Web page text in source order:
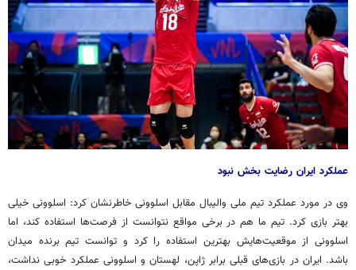
عملکرد ایران رضایت بخش نبود
وی در مورد عملکرد تیم ملی والیبال مقابل اسلوونی خاطرنشان کرد: اسلوونی خیلی
بهتر بازی کرد. تیم ما هم در برخی مواقع نتوانست از فرصت‌ها استفاده کند، اما
اسلوونی از موقعیت‌هایش بهترین استفاده را کرد و توانست تیم برنده میدان
باشد. ایران در بازی‌های قبلی برابر ژاپن، لهستان و اسلوونی عملکرد خوبی نداشت،